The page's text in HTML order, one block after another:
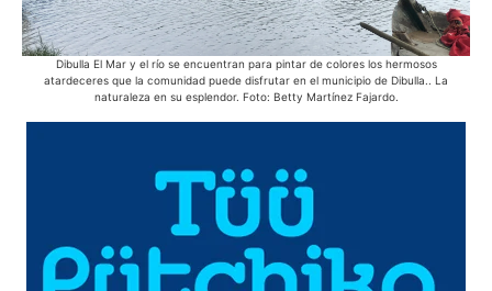
Dibulla El Mar y el río se encuentran para pintar de colores los hermosos
atardeceres que la comunidad puede disfrutar en el municipio de Dibulla.. La
naturaleza en su esplendor. Foto: Betty Martínez Fajardo.